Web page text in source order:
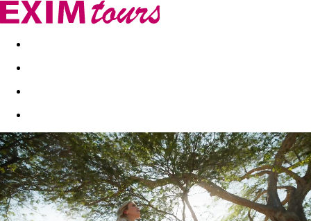
Akční nabídky Last minute